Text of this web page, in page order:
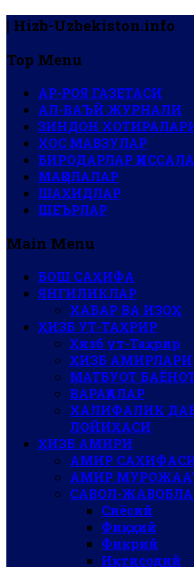
| Hizb-Uzbekiston.info
Top Menu
АР-РОЯ ГАЗЕТАСИ
АЛ-ВАЪЙ ЖУРНАЛИ
ЗИНДОН
ХОС МАВЗУЛАР
БИРОДАРЛАР
МАҚОЛАЛАР
ШАҲИДЛАР
ШЕЪРЛАР
Main Menu
БОШ САҲИФА
ЯНГИЛИКЛАР
ХАБАР ВА ИЗОҲ
ҲИЗБ УТ-ТАҲРИР
Ҳизб ут-Таҳрир
ҲИЗБ АМИРЛАРИ
МАТБУОТ
ВАРАҚАЛАР
ХАЛИФАЛИК
ЛОЙИҲАСИ
ҲИЗБ АМИРИ
АМИР
АМИР
САВОЛ-
Сиёсий
Фиқҳий
Фикрий
Иқтисодий